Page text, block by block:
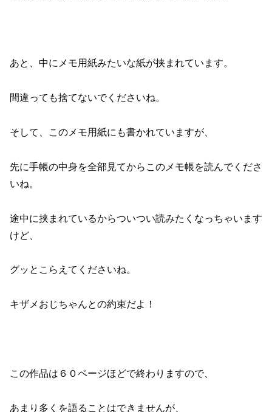
あと、中にメモ用紙みたいな紙が挟まれています。
間違っても捨てないでくださいね。
そして、このメモ用紙にも書かれていますが、
先に手帳の中身を全部見てからこのメモ帳を読んでくださ
いね。
途中に挟まれているからついつい読みたくなっちゃいます
けど、
グッとこらえてくださいね。
キザメおじちゃんとの約束だよ！
この作品は６０ページほどで終わりますので、
あまり多くを語ることはできませんが、